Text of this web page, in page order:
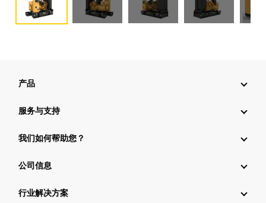
产品
服务与支持
我们如何帮助您？
公司信息
行业解决方案